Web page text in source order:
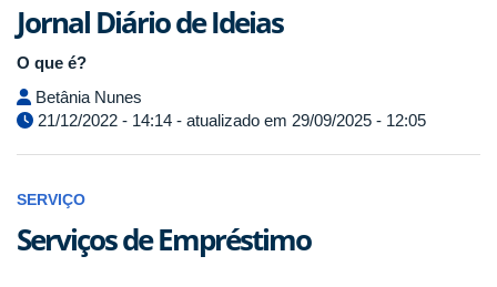
Jornal Diário de Ideias
O que é?
Betânia Nunes
21/12/2022 - 14:14 - atualizado em 29/09/2025 - 12:05
SERVIÇO
Serviços de Empréstimo